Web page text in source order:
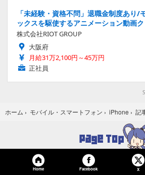
「未経験・資格不問」退職金制度あり/
ックスを駆使するアニメーション動画
株式会社RIOT GROUP
大阪府
月給31万2,100円～45万円
正社員
ホーム › モバイル・スマートフォン › iPhone › 記
Home Facebook X